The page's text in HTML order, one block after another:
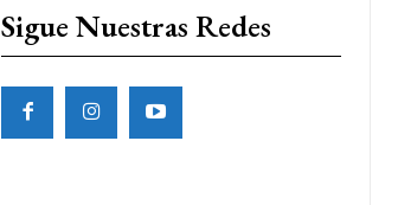
Sigue Nuestras Redes